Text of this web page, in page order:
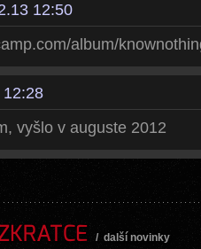
12:50
album/
12:28
vyšlo v auguste 2012
/ další novinky